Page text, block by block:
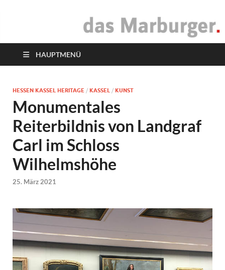
das Marburger.
HAUPTMENÜ
HESSEN KASSEL HERITAGE / KASSEL / KUNST
Monumentales
Reiterbildnis von Landgraf
Carl im Schloss
Wilhelmshöhe
25. März 2021